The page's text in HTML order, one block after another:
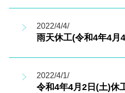
2022/4/4/
雨天休工(令和4年4月
2022/4/1/
令和4年4月2日(土)休